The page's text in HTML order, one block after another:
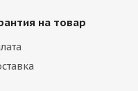
на товар